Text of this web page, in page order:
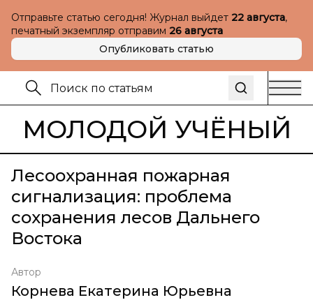
Отправьте статью сегодня! Журнал выйдет 22 августа,
печатный экземпляр отправим 26 августа
Опубликовать статью
МОЛОДОЙ УЧЁНЫЙ
Лесоохранная пожарная
сигнализация: проблема
сохранения лесов Дальнего
Востока
Автор
Корнева Екатерина Юрьевна